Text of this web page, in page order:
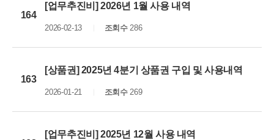
164
[업무추진비] 2026년 1월 사용 내역
2026-02-13 조회수286
163
[상품권] 2025년 4분기 상품권 구입 및 사용내역
2026-01-21 조회수269
[업무추진비] 2025년 12월 사용 내역